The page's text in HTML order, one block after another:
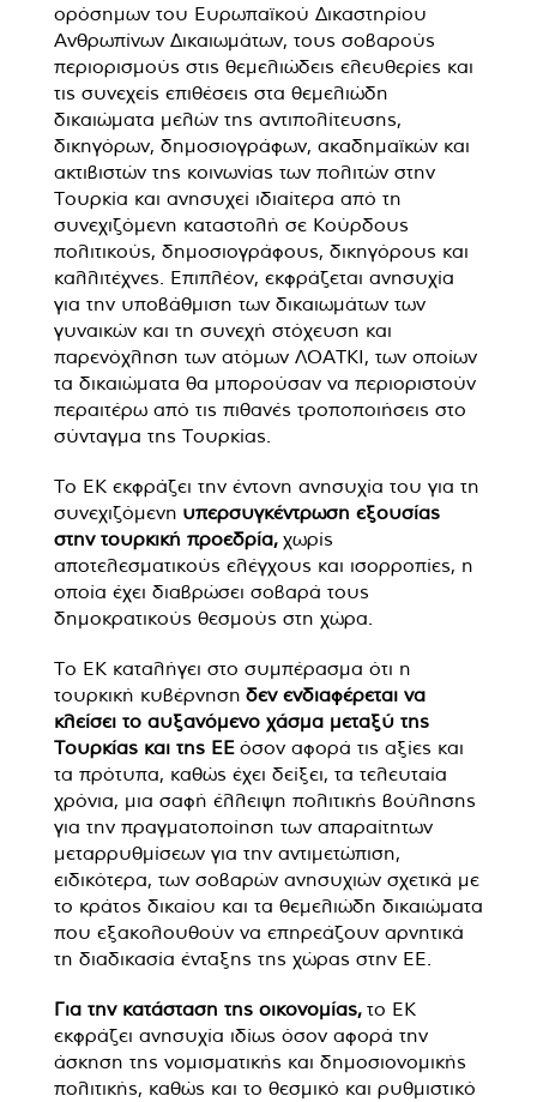
ορόσημων του Ευρωπαϊκού Δικαστηρίου
Ανθρωπίνων Δικαιωμάτων, τους σοβαρούς
περιορισμούς στις θεμελιώδεις ελευθερίες και
τις συνεχείς επιθέσεις στα θεμελιώδη
δικαιώματα μελών της αντιπολίτευσης,
δικηγόρων, δημοσιογράφων, ακαδημαϊκών και
ακτιβιστών της κοινωνίας των πολιτών στην
Τουρκία και ανησυχεί ιδιαίτερα από τη
συνεχιζόμενη καταστολή σε Κούρδους
πολιτικούς, δημοσιογράφους, δικηγόρους και
καλλιτέχνες. Επιπλέον, εκφράζεται ανησυχία
για την υποβάθμιση των δικαιωμάτων των
γυναικών και τη συνεχή στόχευση και
παρενόχληση των ατόμων ΛΟΑΤΚΙ, των οποίων
τα δικαιώματα θα μπορούσαν να περιοριστούν
περαιτέρω από τις πιθανές τροποποιήσεις στο
σύνταγμα της Τουρκίας.
Το ΕΚ εκφράζει την έντονη ανησυχία του για τη
συνεχιζόμενη υπερσυγκέντρωση εξουσίας
στην τουρκική προεδρία, χωρίς
αποτελεσματικούς ελέγχους και ισορροπίες, η
οποία έχει διαβρώσει σοβαρά τους
δημοκρατικούς θεσμούς στη χώρα.
Το ΕΚ καταλήγει στο συμπέρασμα ότι η
τουρκική κυβέρνηση δεν ενδιαφέρεται να
κλείσει το αυξανόμενο χάσμα μεταξύ της
Τουρκίας και της ΕΕ όσον αφορά τις αξίες και
τα πρότυπα, καθώς έχει δείξει, τα τελευταία
χρόνια, μια σαφή έλλειψη πολιτικής βούλησης
για την πραγματοποίηση των απαραίτητων
μεταρρυθμίσεων για την αντιμετώπιση,
ειδικότερα, των σοβαρών ανησυχιών σχετικά με
το κράτος δικαίου και τα θεμελιώδη δικαιώματα
που εξακολουθούν να επηρεάζουν αρνητικά
τη διαδικασία ένταξης της χώρας στην ΕΕ.
Για την κατάσταση της οικονομίας, το ΕΚ
εκφράζει ανησυχία ιδίως όσον αφορά την
άσκηση της νομισματικής και δημοσιονομικής
πολιτικής, καθώς και το θεσμικό και ρυθμιστικό